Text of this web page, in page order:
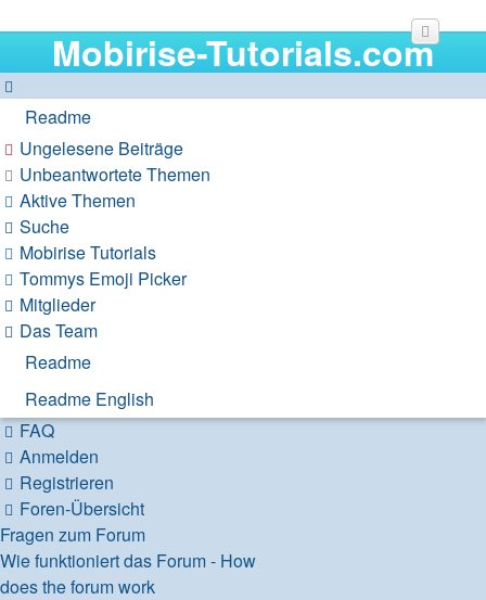
Mobirise-Tutorials.com
Readme
Ungelesene Beiträge
Unbeantwortete Themen
Aktive Themen
Suche
Mobirise Tutorials
Tommys Emoji Picker
Mitglieder
Das Team
Readme
Readme English
FAQ
Anmelden
Registrieren
Foren-Übersicht
Fragen zum Forum
Wie funktioniert das Forum - How
does the forum work